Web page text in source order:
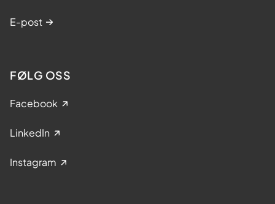
E-post
FØLG OSS
Facebook
LinkedIn
Instagram